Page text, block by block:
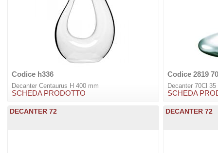
Codice h336
Decanter Centaurus H 400 mm
SCHEDA PRODOTTO
Codice 2819
Decanter 70Cl
SCHEDA
DECANTER 72 DECANTER 72